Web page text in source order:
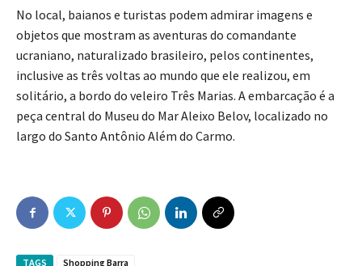
No local, baianos e turistas podem admirar imagens e
objetos que mostram as aventuras do comandante
ucraniano, naturalizado brasileiro, pelos continentes,
inclusive as três voltas ao mundo que ele realizou, em
solitário, a bordo do veleiro Três Marias. A embarcação é a
peça central do Museu do Mar Aleixo Belov, localizado no
largo do Santo Antônio Além do Carmo.
TAGS Shopping Barra